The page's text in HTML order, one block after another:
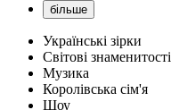
більше
Українські зірки
Світові знаменитості
Музика
Королівська сім'я
Шоу